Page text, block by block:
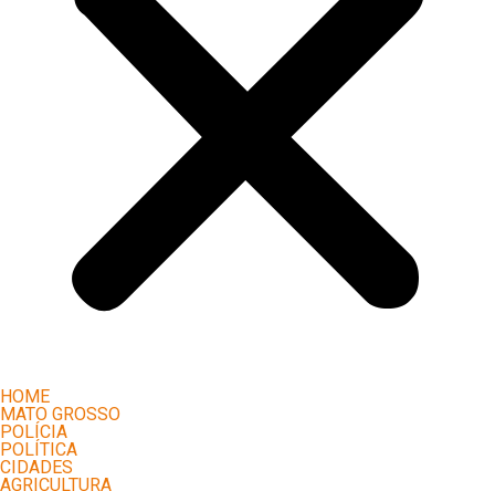
HOME
MATO GROSSO
POLÍCIA
POLÍTICA
CIDADES
AGRICULTURA